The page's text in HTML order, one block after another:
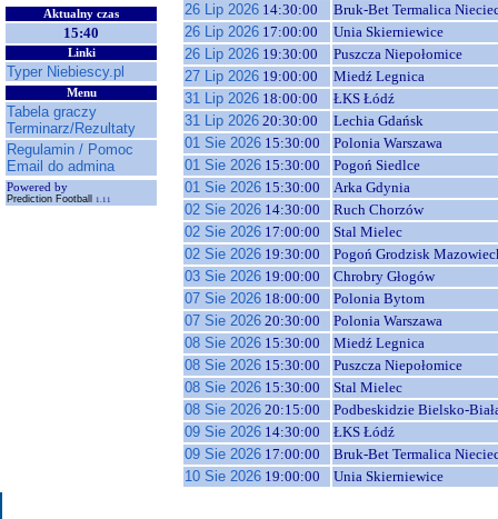
Aktualny czas
15:40
Linki
Typer Niebiescy.pl
Menu
Tabela graczy
Terminarz/Rezultaty
Regulamin / Pomoc
Email do admina
Powered by
Prediction Football 1.11
26 Lip 2026 14:30:00
Bruk-Bet Termalica
26 Lip 2026 17:00:00
Unia Skierniewice
26 Lip 2026 19:30:00
Puszcza Niepołomice
27 Lip 2026 19:00:00
Miedź Legnica
31 Lip 2026 18:00:00
ŁKS Łódź
31 Lip 2026 20:30:00
Lechia Gdańsk
01 Sie 2026 15:30:00
Polonia Warszawa
01 Sie 2026 15:30:00
Pogoń Siedlce
01 Sie 2026 15:30:00
Arka Gdynia
02 Sie 2026 14:30:00
Ruch Chorzów
02 Sie 2026 17:00:00
Stal Mielec
02 Sie 2026 19:30:00
Pogoń Grodzisk
03 Sie 2026 19:00:00
Chrobry Głogów
07 Sie 2026 18:00:00
Polonia Bytom
07 Sie 2026 20:30:00
Polonia Warszawa
08 Sie 2026 15:30:00
Miedź Legnica
08 Sie 2026 15:30:00
Puszcza Niepołomice
08 Sie 2026 15:30:00
Stal Mielec
08 Sie 2026 20:15:00
Podbeskidzie Bielsko-
09 Sie 2026 14:30:00
ŁKS Łódź
09 Sie 2026 17:00:00
Bruk-Bet Termalica
10 Sie 2026 19:00:00 Unia Skierniewice